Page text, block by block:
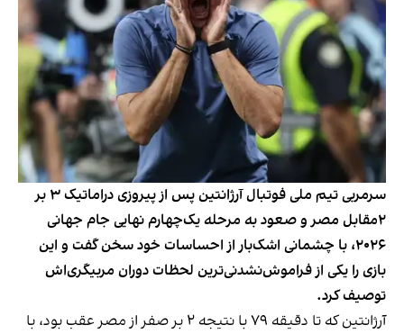
سرمربی تیم ملی فوتبال آرژانتین پس از پیروزی دراماتیک ۳ بر
۲مقابل مصر و صعود به مرحله یک‌چهارم نهایی جام جهانی
۲۰۲۶، با چشمانی اشک‌بار از احساسات خود سخن گفت و این
بازی را یکی از فراموش‌نشدنی‌ترین لحظات دوران مربیگری‌اش
توصیف کرد.
آرژانتین که تا دقیقه ۷۹ با نتیجه ۲ بر صفر از مصر عقب بود، با